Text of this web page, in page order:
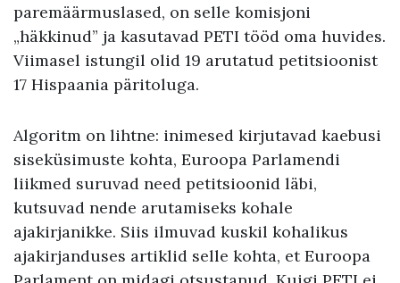
paremäärmuslased, on selle komisjoni
„häkkinud” ja kasutavad PETI tööd oma huvides.
Viimasel istungil olid 19 arutatud petitsioonist
17 Hispaania päritoluga.
Algoritm on lihtne: inimesed kirjutavad kaebusi
siseküsimuste kohta, Euroopa Parlamendi
liikmed suruvad need petitsioonid läbi,
kutsuvad nende arutamiseks kohale
ajakirjanikke. Siis ilmuvad kuskil kohalikus
ajakirjanduses artiklid selle kohta, et Euroopa